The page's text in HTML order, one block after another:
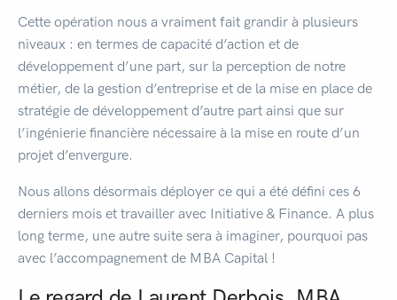
Cette opération nous a vraiment fait grandir à plusieurs
niveaux : en termes de capacité d’action et de
développement d’une part, sur la perception de notre
métier, de la gestion d’entreprise et de la mise en place de
stratégie de développement d’autre part ainsi que sur
l’ingénierie financière nécessaire à la mise en route d’un
projet d’envergure.
Nous allons désormais déployer ce qui a été défini ces 6
derniers mois et travailler avec Initiative & Finance. A plus
long terme, une autre suite sera à imaginer, pourquoi pas
avec l’accompagnement de MBA Capital !